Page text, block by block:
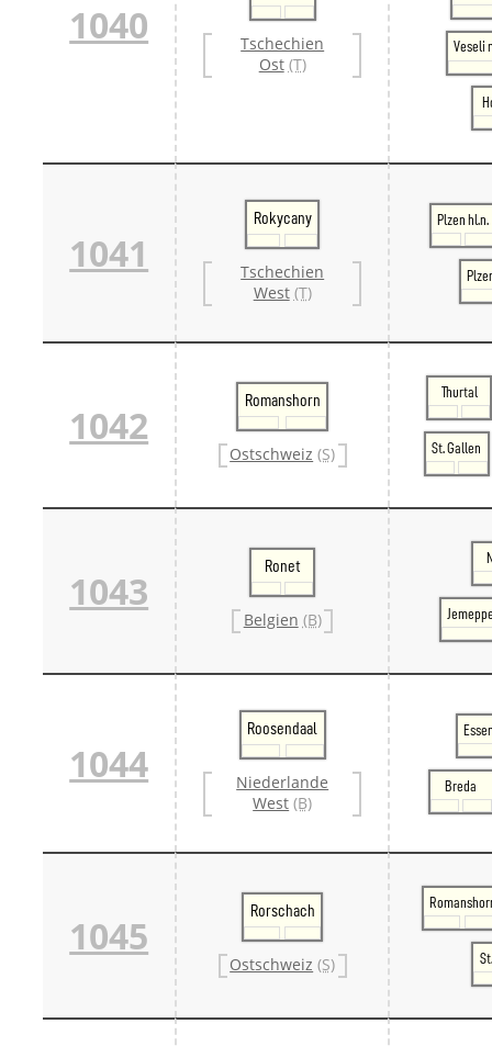
1040
Tschechien
Ost (T)
Veseli
1041
Rokycany
Tschechien
West (T)
Plzen hl.n.
1042
Romanshorn
Ostschweiz (S)
Thurtal
St. Gallen
1043
Ronet
Belgien (B)
1044
Roosendaal
Niederlande
West (B)
Breda
1045
Rorschach
Ostschweiz (S)